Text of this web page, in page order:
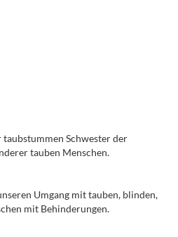
taubstummen Schwester der
tauben Menschen.
Umgang mit tauben, blinden,
mit Behinderungen.